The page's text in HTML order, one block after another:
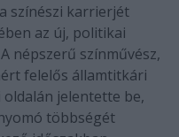
színészi karrierjét
az új, politikai
népszerű színművész,
felelős államtitkári
jelentette be,
többségét